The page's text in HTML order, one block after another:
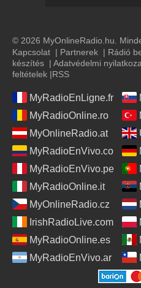
© 2026 MyOnlineRadio.hu.
Kapcsolat | Partnerek | Rádió
készítés | Adatvédelmi
feltételek |RSS
MyRadioEnLigne.fr
MyRadioOnline.ro
MyOnlineRadio.at
MyRadioEnVivo.co
MyRadioEnVivo.pe
MyRadioOnline.it
MyOnlineRadio.cz
IrishRadioLive.com
MyRadioOnline.es
MyRadioEnVivo.ar